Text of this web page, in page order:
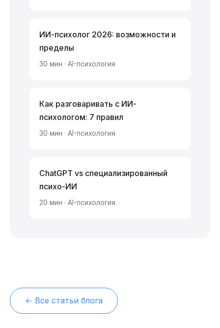
ИИ-психолог 2026: возможности и
пределы
30 мин · AI-психология
Как разговаривать с ИИ-
психологом: 7 правил
30 мин · AI-психология
ChatGPT vs специализированный
психо-ИИ
20 мин · AI-психология
← Все статьи блога